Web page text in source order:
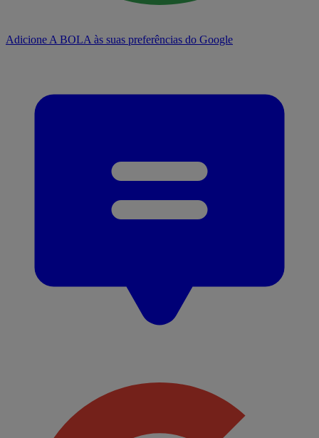
Adicione A BOLA às suas preferências do Google